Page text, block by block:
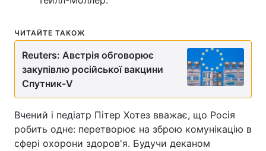
ЧИТАЙТЕ ТАКОЖ
Reuters: Австрія обговорює
закупівлю російської вакцини
Спутник-V
Вчений і педіатр Пітер Хотез вважає, що Росія
робить одне: перетворює на зброю комунікацію в
сфері охорони здоров'я. Будучи деканом